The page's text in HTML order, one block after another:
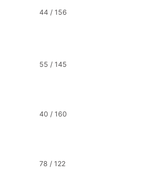
44 / 156
55 / 145
40 / 160
78 / 122